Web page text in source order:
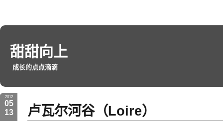
甜甜向上
成长的点点滴滴
2012
05
13
卢瓦尔河谷（Loire）